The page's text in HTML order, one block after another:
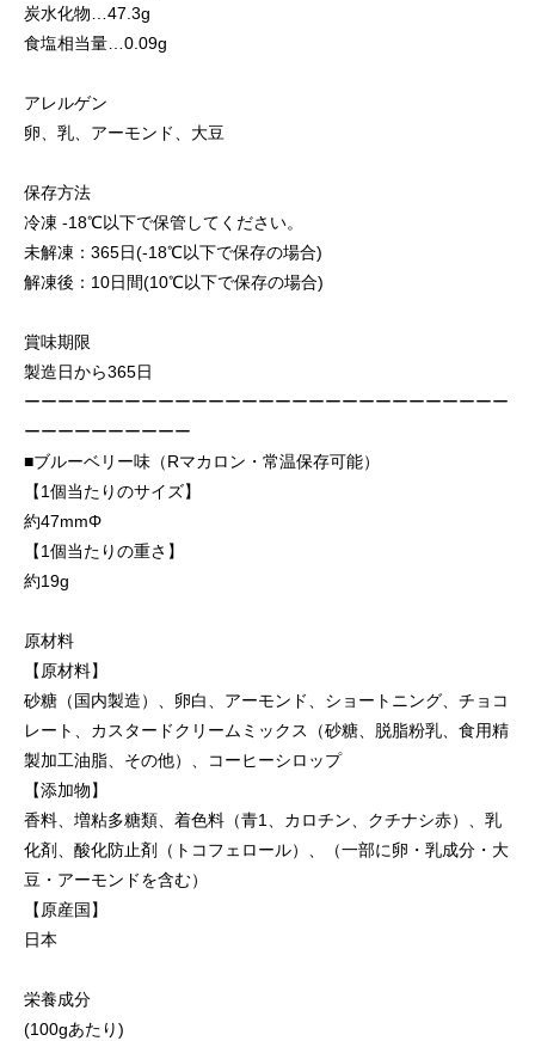
炭水化物…47.3g
食塩相当量…0.09g
アレルゲン
卵、乳、アーモンド、大豆
保存方法
冷凍 -18℃以下で保管してください。
未解凍：365日(-18℃以下で保存の場合)
解凍後：10日間(10℃以下で保存の場合)
賞味期限
製造日から365日
ーーーーーーーーーーーーーーーーーーーーーーーーーーーーー
ーーーーーーーーーー
■ブルーベリー味（Rマカロン・常温保存可能）
【1個当たりのサイズ】
約47mmΦ
【1個当たりの重さ】
約19g
原材料
【原材料】
砂糖（国内製造）、卵白、アーモンド、ショートニング、チョコ
レート、カスタードクリームミックス（砂糖、脱脂粉乳、食用精
製加工油脂、その他）、コーヒーシロップ
【添加物】
香料、増粘多糖類、着色料（青1、カロチン、クチナシ赤）、乳
化剤、酸化防止剤（トコフェロール）、（一部に卵・乳成分・大
豆・アーモンドを含む）
【原産国】
日本
栄養成分
(100gあたり)